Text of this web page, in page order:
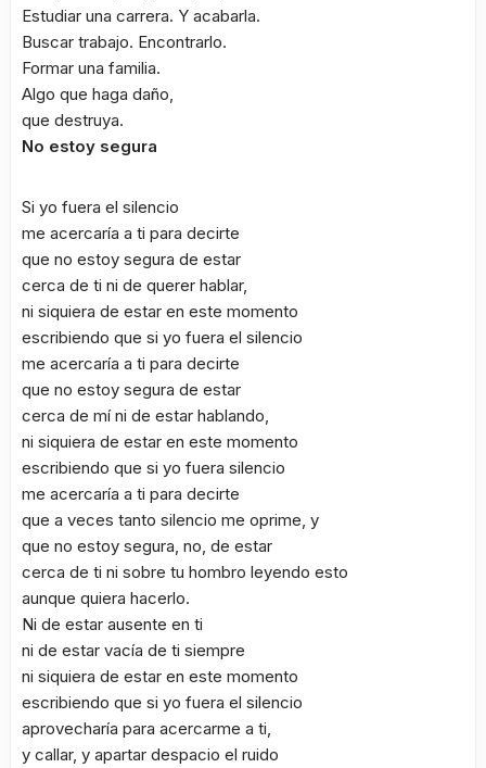
Estudiar una carrera. Y acabarla.
Buscar trabajo. Encontrarlo.
Formar una familia.
Algo que haga daño,
que destruya.
No estoy segura
Si yo fuera el silencio
me acercaría a ti para decirte
que no estoy segura de estar
cerca de ti ni de querer hablar,
ni siquiera de estar en este momento
escribiendo que si yo fuera el silencio
me acercaría a ti para decirte
que no estoy segura de estar
cerca de mí ni de estar hablando,
ni siquiera de estar en este momento
escribiendo que si yo fuera silencio
me acercaría a ti para decirte
que a veces tanto silencio me oprime, y
que no estoy segura, no, de estar
cerca de ti ni sobre tu hombro leyendo esto
aunque quiera hacerlo.
Ni de estar ausente en ti
ni de estar vacía de ti siempre
ni siquiera de estar en este momento
escribiendo que si yo fuera el silencio
aprovecharía para acercarme a ti,
y callar, y apartar despacio el ruido